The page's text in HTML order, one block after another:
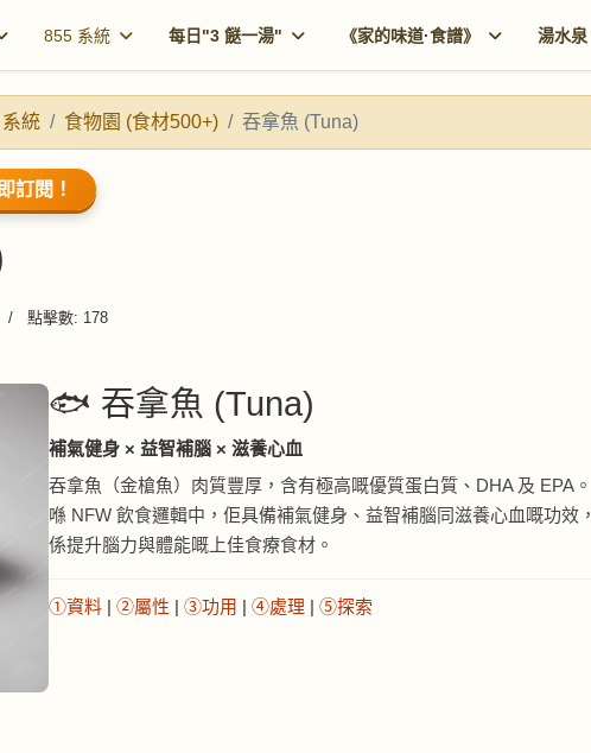
855 系統 每日"3 餸一湯" 《家的味道·食譜》 湯水泉
統 食物園 (食材500+) 吞拿魚 (Tuna)
訂閱！
點擊數: 178
🐟 吞拿魚 (Tuna)
補氣健身 × 益智補腦 × 滋養心血
吞拿魚（金槍魚）肉質豐厚，含有極高嘅優質蛋白質、DHA 及 EPA。
喺 NFW 飲食邏輯中，佢具備補氣健身、益智補腦同滋養心血嘅功效，
係提升腦力與體能嘅上佳食療食材。
①資料 | ②屬性 | ③功用 | ④處理 | ⑤探索